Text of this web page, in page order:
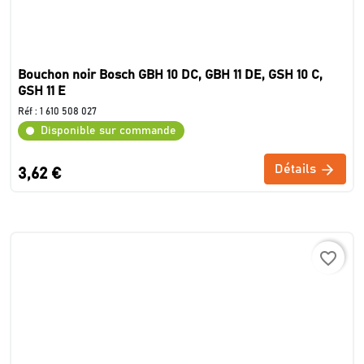
Bouchon noir Bosch GBH 10 DC, GBH 11 DE, GSH 10 C,
GSH 11 E
Réf : 1 610 508 027
Disponible sur commande
3,62 € Détails
favorite_border